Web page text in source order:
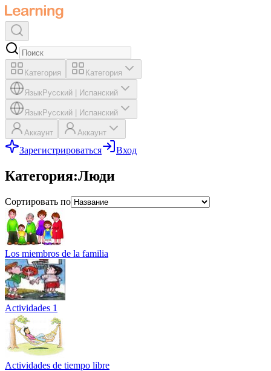
Категория Категория
ЯзыкРусский Испанский
ЯзыкРусский Испанский
Аккаунт Аккаунт
Зарегистрироваться Вход
Категория:Люди
Сортировать по
Los miembros de la familia
Actividades 1
Actividades de tiempo libre